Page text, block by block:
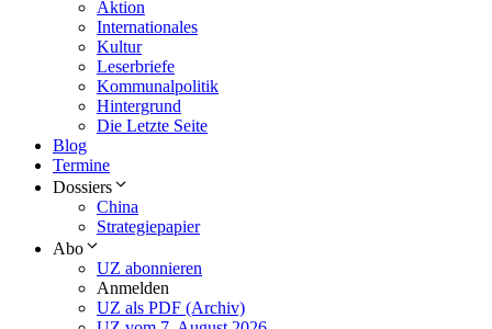
Aktion
Internationales
Kultur
Leserbriefe
Kommunalpolitik
Hintergrund
Die Letzte Seite
Blog
Termine
Dossiers
China
Strategiepapier
Abo
UZ abonnieren
Anmelden
UZ als PDF (Archiv)